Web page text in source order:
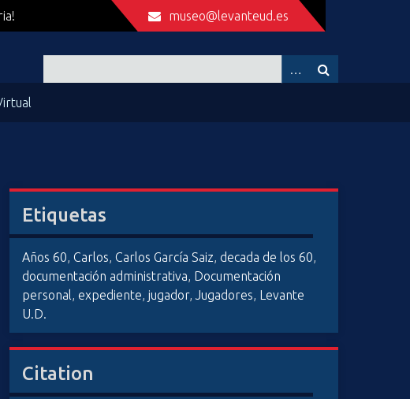
museo@levanteud.es
Etiquetas
Años 60, Carlos, Carlos García Saiz, decada de los 60,
documentación administrativa, Documentación
personal, expediente, jugador, Jugadores, Levante
U.D.
Citation